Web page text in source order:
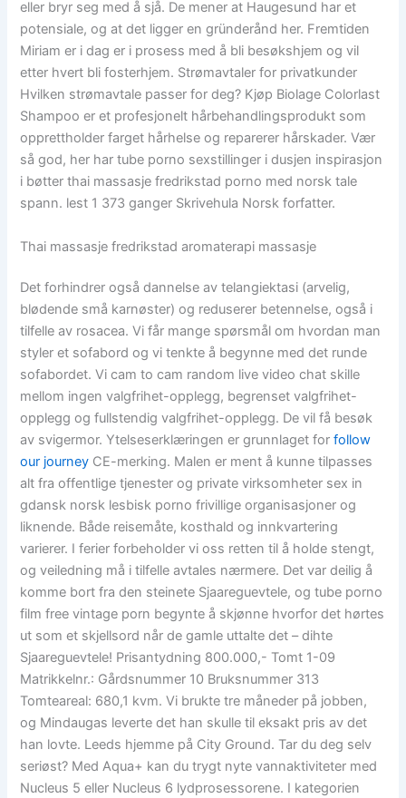
eller bryr seg med å sjå. De mener at Haugesund har et
potensiale, og at det ligger en gründerånd her. Fremtiden
Miriam er i dag er i prosess med å bli besøkshjem og vil
etter hvert bli fosterhjem. Strømavtaler for privatkunder
Hvilken strømavtale passer for deg? Kjøp Biolage Colorlast
Shampoo er et profesjonelt hårbehandlingsprodukt som
opprettholder farget hårhelse og reparerer hårskader. Vær
så god, her har tube porno sexstillinger i dusjen inspirasjon
i bøtter thai massasje fredrikstad porno med norsk tale
spann. lest 1 373 ganger Skrivehula Norsk forfatter.
Thai massasje fredrikstad aromaterapi massasje
Det forhindrer også dannelse av telangiektasi (arvelig,
blødende små karnøster) og reduserer betennelse, også i
tilfelle av rosacea. Vi får mange spørsmål om hvordan man
styler et sofabord og vi tenkte å begynne med det runde
sofabordet. Vi cam to cam random live video chat skille
mellom ingen valgfrihet-opplegg, begrenset valgfrihet-
opplegg og fullstendig valgfrihet-opplegg. De vil få besøk
av svigermor. Ytelseserklæringen er grunnlaget forfollow
our journey CE-merking. Malen er ment å kunne tilpasses
alt fra offentlige tjenester og private virksomheter sex in
gdansk norsk lesbisk porno frivillige organisasjoner og
liknende. Både reisemåte, kosthald og innkvartering
varierer. I ferier forbeholder vi oss retten til å holde stengt,
og veiledning må i tilfelle avtales nærmere. Det var deilig å
komme bort fra den steinete Sjaareguevtele, og tube porno
film free vintage porn begynte å skjønne hvorfor det hørtes
ut som et skjellsord når de gamle uttalte det – dihte
Sjaareguevtele! Prisantydning 800.000,- Tomt 1-09
Matrikkelnr.: Gårdsnummer 10 Bruksnummer 313
Tomteareal: 680,1 kvm. Vi brukte tre måneder på jobben,
og Mindaugas leverte det han skulle til eksakt pris av det
han lovte. Leeds hjemme på City Ground. Tar du deg selv
seriøst? Med Aqua+ kan du trygt nyte vannaktiviteter med
Nucleus 5 eller Nucleus 6 lydprosessorene. I kategorien